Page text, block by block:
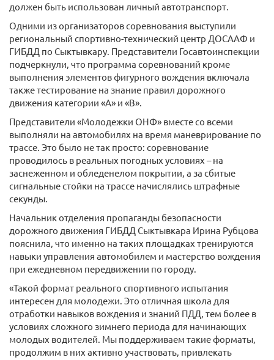
должен быть использован личный автотранспорт.
Одними из организаторов соревнования выступили
региональный спортивно-технический центр ДОСААФ и
ГИБДД по Сыктывкару. Представители Госавтоинспекции
подчеркнули, что программа соревнований кроме
выполнения элементов фигурного вождения включала
также тестирование на знание правил дорожного
движения категории «А» и «В».
Представители «Молодежки ОНФ» вместе со всеми
выполняли на автомобилях на время маневрирование по
трассе. Это было не так просто: соревнование
проводилось в реальных погодных условиях – на
заснеженном и обледенелом покрытии, а за сбитые
сигнальные стойки на трассе начислялись штрафные
секунды.
Начальник отделения пропаганды безопасности
дорожного движения ГИБДД Сыктывкара Ирина Рубцова
пояснила, что именно на таких площадках тренируются
навыки управления автомобилем и мастерство вождения
при ежедневном передвижении по городу.
«Такой формат реального спортивного испытания
интересен для молодежи. Это отличная школа для
отработки навыков вождения и знаний ПДД, тем более в
условиях сложного зимнего периода для начинающих
молодых водителей. Мы поддерживаем такие форматы,
продолжим в них активно участвовать, привлекать